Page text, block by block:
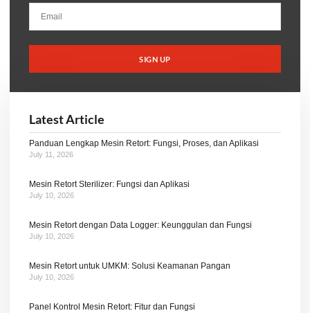
SIGN UP
Latest Article
Panduan Lengkap Mesin Retort: Fungsi, Proses, dan Aplikasi
July 11, 2026
Mesin Retort Sterilizer: Fungsi dan Aplikasi
July 10, 2026
Mesin Retort dengan Data Logger: Keunggulan dan Fungsi
July 10, 2026
Mesin Retort untuk UMKM: Solusi Keamanan Pangan
July 10, 2026
Panel Kontrol Mesin Retort: Fitur dan Fungsi